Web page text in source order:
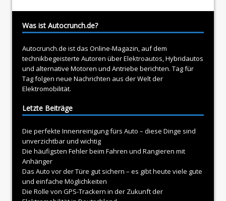
Was ist Autocrunch.de?
Autocrunch.de ist das Online-Magazin, auf dem
technikbegeisterte Autoren überElektroautos, Hybridautos
und alternative Motoren und Antriebe berichten. Tag für
Tag folgen neue Nachrichten aus der Welt der
Elektromobilität.
Letzte Beiträge
Die perfekte Innenreinigung fürs Auto – diese Dinge sind
unverzichtbar und wichtig
Die häufigsten Fehler beim Fahren und Rangieren mit
Anhänger
Das Auto vor der Türe gut sichern – es gibt heute viele gute
und einfache Möglichkeiten
Die Rolle von GPS-Trackern in der Zukunft der